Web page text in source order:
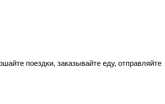
поездки, заказывайте еду, отправляйте